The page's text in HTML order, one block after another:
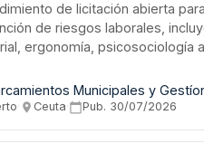
y Gestión Vial de
de licitación abierta
de riesgos laborales,
ergonomía, psicosociología
y Gestión Vial de Ceuta,
criterios de mejor relación
Municipales y
· Ceuta· Pub. 30/07/2026